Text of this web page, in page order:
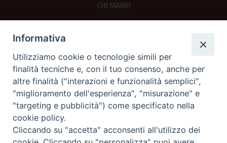
CHI SIAMO
SCRIVICI
La Difesa srl - P.iva 05125420280
La Difesa del Popolo percepisce i contributi pubblici all'editoria.
La Difesa del Popolo, tramite la Fisc (Federazione Italiana Settimanali Cattolici)
ha aderito allo IAP (Istituto dell'Autodisciplina Pubblicitaria) accettando il Codice
di Autodisciplina della Comunicazione Commerciale.
Informativa
Utilizziamo cookie o tecnologie simili per
finalità tecniche e, con il tuo consenso, anche per
altre finalità ("interazioni e funzionalità semplici",
"miglioramento dell'esperienza", "misurazione" e
"targeting e pubblicità") come specificato nella
cookie policy.
Cliccando su "accetta" acconsenti all'utilizzo dei